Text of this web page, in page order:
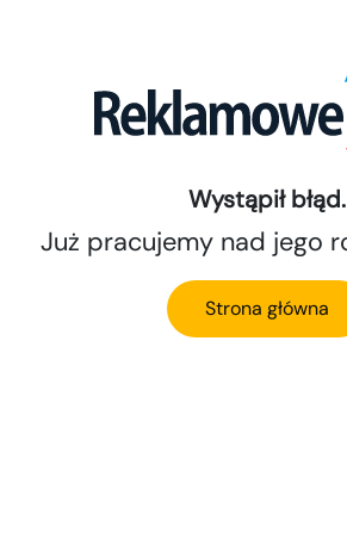
Wystąpił błąd.
Już pracujemy nad jego
Strona główna